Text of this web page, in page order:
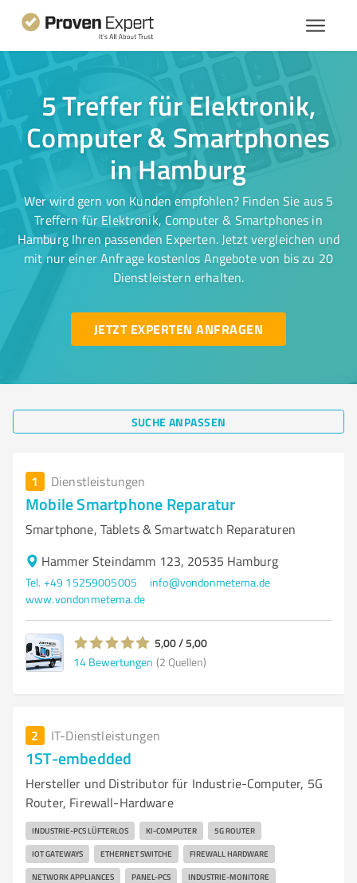
5 Treffer für Elektronik,
Computer & Smartphones
in Hamburg
Wer wird gern von Kunden empfohlen? Finden Sie aus 5
Treffern für Elektronik, Computer & Smartphones in
Hamburg Ihren passenden Experten. Jetzt vergleichen und
mit nur einer Anfrage kostenlos Angebote von bis zu 20
Dienstleistern erhalten.
JETZT EXPERTEN ANFRAGEN
SUCHE ANPASSEN
1 Dienstleistungen
Mobile Smartphone Reparatur
Smartphone, Tablets & Smartwatch Reparaturen
Hammer Steindamm 123, 20535 Hamburg
Tel. +49 15259005005
info@vondonmetema.de
www.vondonmetema.de
5,00 / 5,00
14 Bewertungen (2 Quellen)
2 IT-Dienstleistungen
1ST-embedded
Hersteller und Distributor für Industrie-Computer, 5G
Router, Firewall-Hardware
INDUSTRIE-PCS LÜFTERLOS KI-COMPUTER 5G ROUTER
IOT GATEWAYS ETHERNET SWITCHE FIREWALL HARDWARE
NETWORK APPLIANCES PANEL-PCS INDUSTRIE-MONITORE